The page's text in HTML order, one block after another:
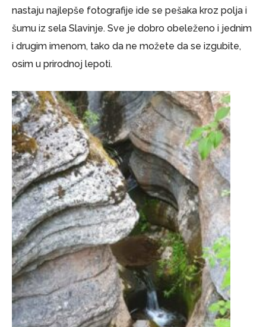
nastaju najlepše fotografije ide se pešaka kroz polja i
šumu iz sela Slavinje. Sve je dobro obeleženo i jednim
i drugim imenom, tako da ne možete da se izgubite,
osim u prirodnoj lepoti.